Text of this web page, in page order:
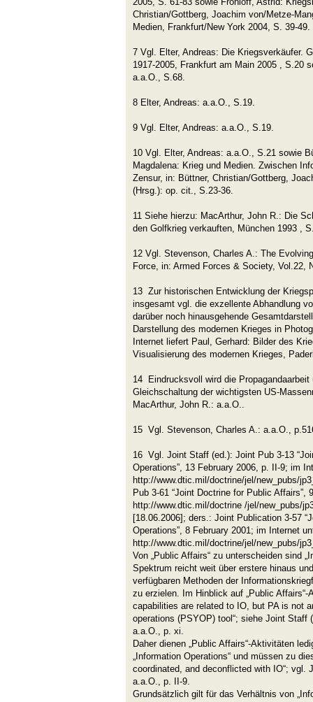
Christian/Gottberg, Joachim von/Metze-
Medien, Frankfurt/New York 2004, S. 39-49.
7 Vgl. Elter, Andreas: Die Kriegsverkäufer.
1917-2005, Frankfurt am Main 2005 , S.20
a.a.O., S.68.
8 Elter, Andreas: a.a.O., S.19.
9 Vgl. Elter, Andreas: a.a.O., S.19.
10 Vgl. Elter, Andreas: a.a.O., S.21 sowie
Magdalena: Krieg und Medien. Zwischen
Zensur, in: Büttner, Christian/Gottberg,
(Hrsg.): op. cit., S.23-36.
11 Siehe hierzu: MacArthur, John R.: Die
den Golfkrieg verkauften, München 1993 ,
12 Vgl. Stevenson, Charles A.: The
Force, in: Armed Forces & Society, Vol.22,
13 Zur historischen Entwicklung der
insgesamt vgl. die exzellente Abhandlung
darüber noch hinausgehende
Darstellung des modernen Krieges in
Internet liefert Paul, Gerhard: Bilder des
Visualisierung des modernen Krieges,
14 Eindrucksvoll wird die Propagandaarbeit
Gleichschaltung der wichtigsten US-
MacArthur, John R.: a.a.O..
15 Vgl. Stevenson, Charles A.: a.a.O.,
16 Vgl. Joint Staff (ed.): Joint Pub 3-13
Operations”, 13 February 2006, p. II-9; im
http://www.dtic.mil/doctrine/jel/new_pubs/
Pub 3-61 “Joint Doctrine for Public
http://www.dtic.mil/doctrine /jel/new_pubs/
[18.06.2006]; ders.: Joint Publication 3-57
Operations”, 8 February 2001; im Internet
http://www.dtic.mil/doctrine/jel/new_pubs/
Von „Public Affairs“ zu unterscheiden sind
Spektrum reicht weit über erstere hinaus
verfügbaren Methoden der
zu erzielen. Im Hinblick auf „Public
capabilities are related to IO, but PA is not
operations (PSYOP) tool“; siehe Joint Staff
a.a.O., p. xi.
Daher dienen „Public Affairs“-Aktivitäten
„Information Operations“ und müssen zu
coordinated, and deconflicted with IO“; vgl.
a.a.O., p. II-9.
Grundsätzlich gilt für das Verhältnis von